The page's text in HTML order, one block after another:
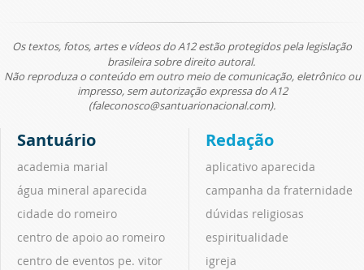
Os textos, fotos, artes e vídeos do A12 estão protegidos pela legislação
brasileira sobre direito autoral.
Não reproduza o conteúdo em outro meio de comunicação, eletrônico ou
impresso, sem autorização expressa do A12
(faleconosco@santuarionacional.com).
Santuário
academia marial
água mineral aparecida
cidade do romeiro
centro de apoio ao romeiro
centro de eventos pe. vitor
Redação
aplicativo aparecida
campanha da fraternidade
dúvidas religiosas
espiritualidade
igreja